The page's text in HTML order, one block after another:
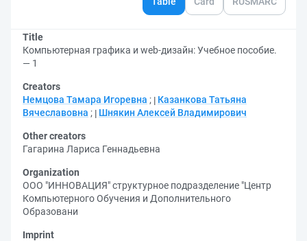
Title
Компьютерная графика и web-дизайн: Учебное пособие.
— 1
Creators
Немцова Тамара Игоревна ;
Казанкова Татьяна
Вячеславовна ; Шнякин Алексей Владимирович
Other creators
Гагарина Лариса Геннадьевна
Organization
ООО "ИННОВАЦИЯ" структурное подразделение "Центр
Компьютерного Обучения и Дополнительного
Образовани
Imprint